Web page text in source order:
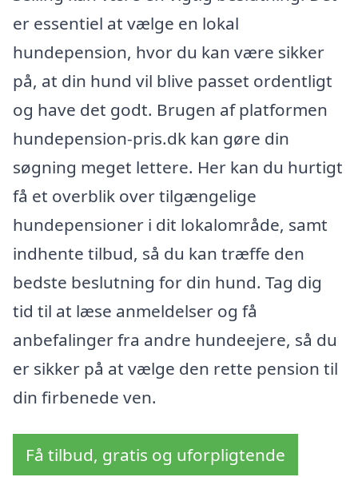
er essentiel at vælge en lokal
hundepension, hvor du kan være sikker
på, at din hund vil blive passet ordentligt
og have det godt. Brugen af platformen
hundepension-pris.dk kan gøre din
søgning meget lettere. Her kan du hurtigt
få et overblik over tilgængelige
hundepensioner i dit lokalområde, samt
indhente tilbud, så du kan træffe den
bedste beslutning for din hund. Tag dig
tid til at læse anmeldelser og få
anbefalinger fra andre hundeejere, så du
er sikker på at vælge den rette pension til
din firbenede ven.
Få tilbud, gratis og uforpligtende